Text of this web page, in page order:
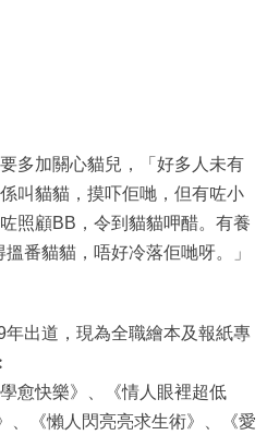
多加關心貓兒，「好多人未有
叫貓貓，摸吓佢哋，但有咗小
照顧BB，令到貓貓呷醋。有養
番貓貓，唔好冷落佢哋呀。」
出道，現為全職繪本及報紙專
愈快樂》、《情人眼裡超低
、《懶人閃亮亮求生術》、《愛